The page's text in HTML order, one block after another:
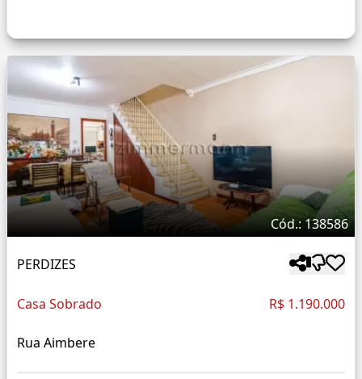
Cód.: 138586
PERDIZES
Casa Sobrado R$ 1.190.000
Rua Aimbere